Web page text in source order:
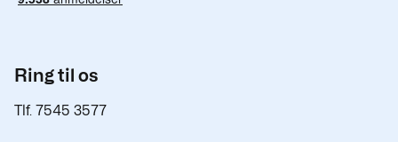
Ring til os
Tlf. 7545 3577